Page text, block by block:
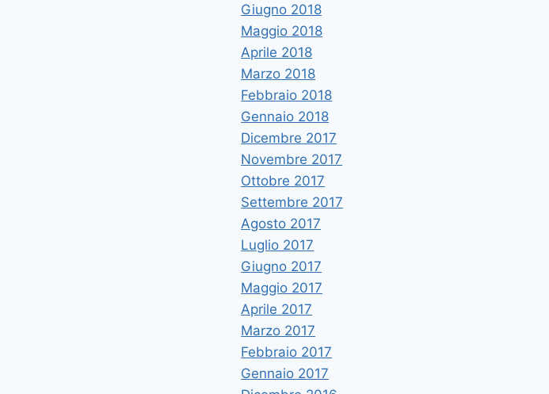
Giugno 2018
Maggio 2018
Aprile 2018
Marzo 2018
Febbraio 2018
Gennaio 2018
Dicembre 2017
Novembre 2017
Ottobre 2017
Settembre 2017
Agosto 2017
Luglio 2017
Giugno 2017
Maggio 2017
Aprile 2017
Marzo 2017
Febbraio 2017
Gennaio 2017